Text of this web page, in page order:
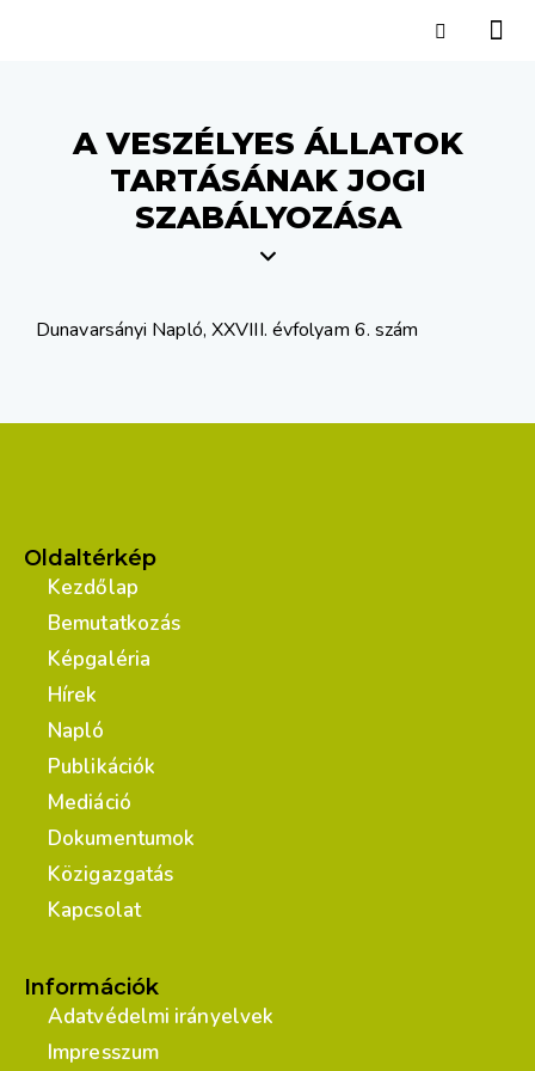
A VESZÉLYES ÁLLATOK
TARTÁSÁNAK JOGI
SZABÁLYOZÁSA
Dunavarsányi Napló, XXVIII. évfolyam 6. szám
Oldaltérkép
Kezdőlap
Bemutatkozás
Képgaléria
Hírek
Napló
Publikációk
Mediáció
Dokumentumok
Közigazgatás
Kapcsolat
Információk
Adatvédelmi irányelvek
Impresszum